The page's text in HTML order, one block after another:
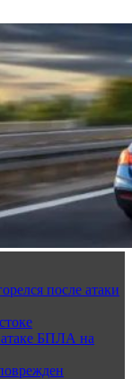
после атаки
атаке БПЛА на